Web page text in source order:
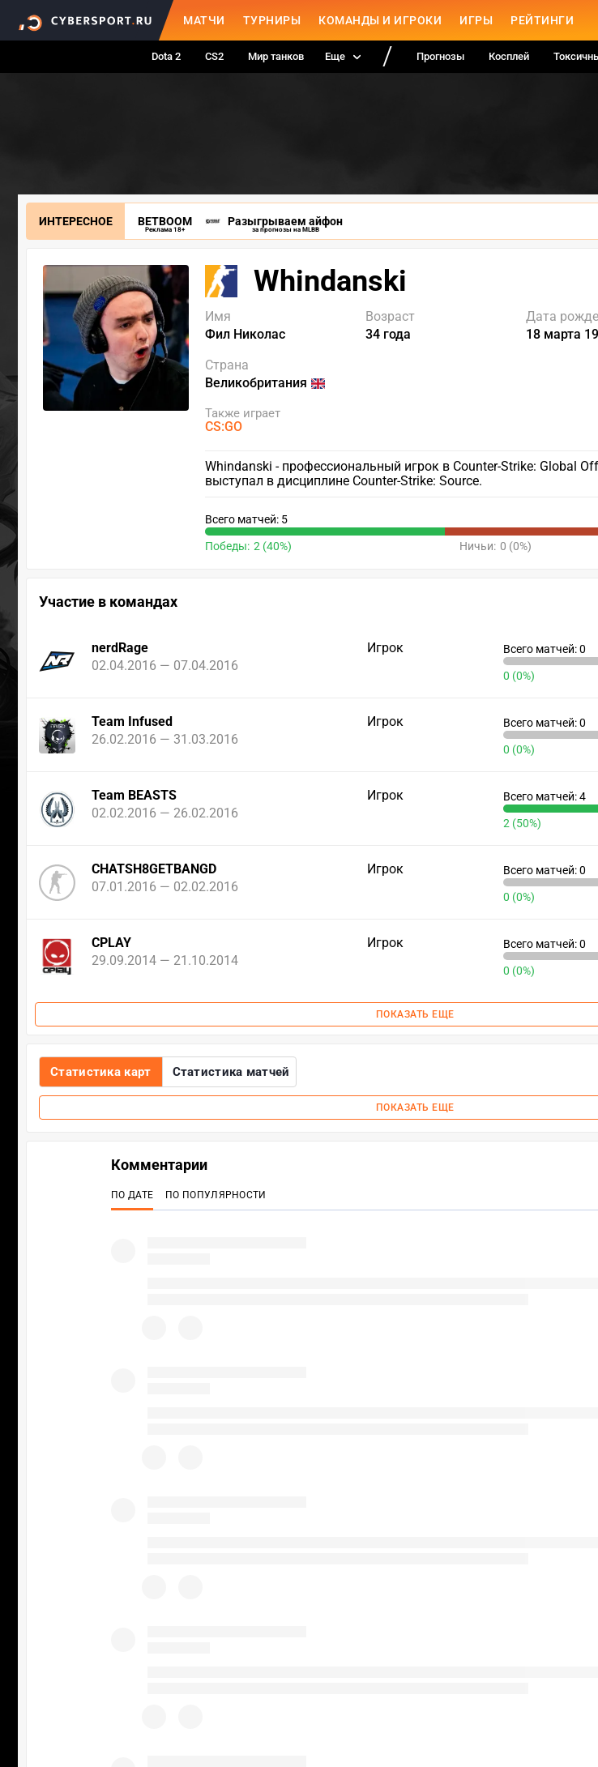
МАТЧИ ТУРНИРЫ КОМАНДЫ И ИГРОКИ ИГРЫ РЕЙТИНГИ
Dota 2 CS2 Мир танков Еще Прогнозы Косплей
ИНТЕРЕСНОЕ BETBOOM
Реклама 18+
Разыгрываем айфон
за прогнозы на MLBB
Whindanski
Имя
Фил Николас
Возраст
34 года
Дата
18 марта
Страна
Великобритания
Также играет
CS:GO
Whindanski - профессиональный игрок в Counter-Strike: Global
выступал в дисциплине Counter-Strike: Source.
Всего матчей: 5
Победы: 2 (40%) Ничьи: 0 (0%)
Участие в командах
nerdRage
02.04.2016 — 07.04.2016
Игрок Всего матчей: 0
0 (0%)
Team Infused
26.02.2016 — 31.03.2016
Игрок Всего матчей: 0
0 (0%)
Team BEASTS
02.02.2016 — 26.02.2016
Игрок Всего матчей: 4
2 (50%)
CHATSH8GETBANGD
07.01.2016 — 02.02.2016
Игрок Всего матчей: 0
0 (0%)
CPLAY
29.09.2014 — 21.10.2014
Игрок Всего матчей: 0
0 (0%)
ПОКАЗАТЬ ЕЩЕ
Статистика карт Статистика матчей
ПОКАЗАТЬ ЕЩЕ
Комментарии
ПО ДАТЕ ПО ПОПУЛЯРНОСТИ